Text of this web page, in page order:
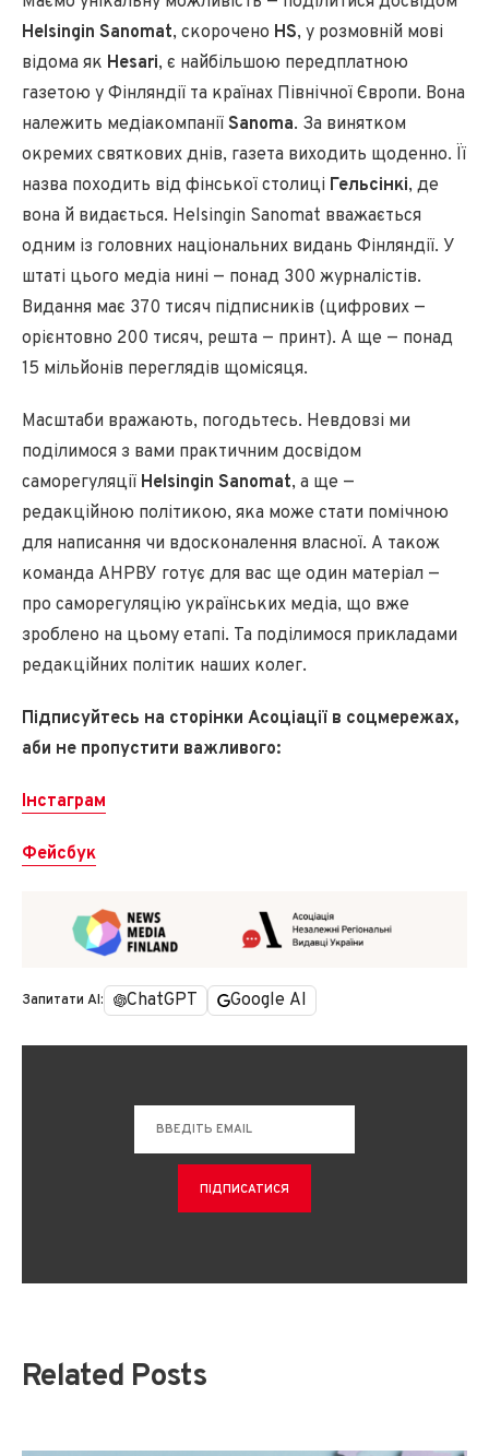
Helsingin Sanomat, скорочено HS, у розмовній мові
відома як Hesari, є найбільшою передплатною
газетою у Фінляндії та країнах Північної Європи. Вона
належить медіакомпанії Sanoma. За винятком
окремих святкових днів, газета виходить щоденно. Її
назва походить від фінської столиці Гельсінкі, де
вона й видається. Helsingin Sanomat вважається
одним із головних національних видань Фінляндії. У
штаті цього медіа нині — понад 300 журналістів.
Видання має 370 тисяч підписників (цифрових —
орієнтовно 200 тисяч, решта — принт). А ще — понад
15 мільйонів переглядів щомісяця.
Масштаби вражають, погодьтесь. Невдовзі ми
поділимося з вами практичним досвідом
саморегуляції Helsingin Sanomat, а ще —
редакційною політикою, яка може стати помічною
для написання чи вдосконалення власної. А також
команда АНРВУ готує для вас ще один матеріал —
про саморегуляцію українських медіа, що вже
зроблено на цьому етапі. Та поділимося прикладами
редакційних політик наших колег.
Підписуйтесь на сторінки Асоціації в соцмережах,
аби не пропустити важливого:
Інстаграм
Фейсбук
Запитати AI: ChatGPT Google AI
Related Posts